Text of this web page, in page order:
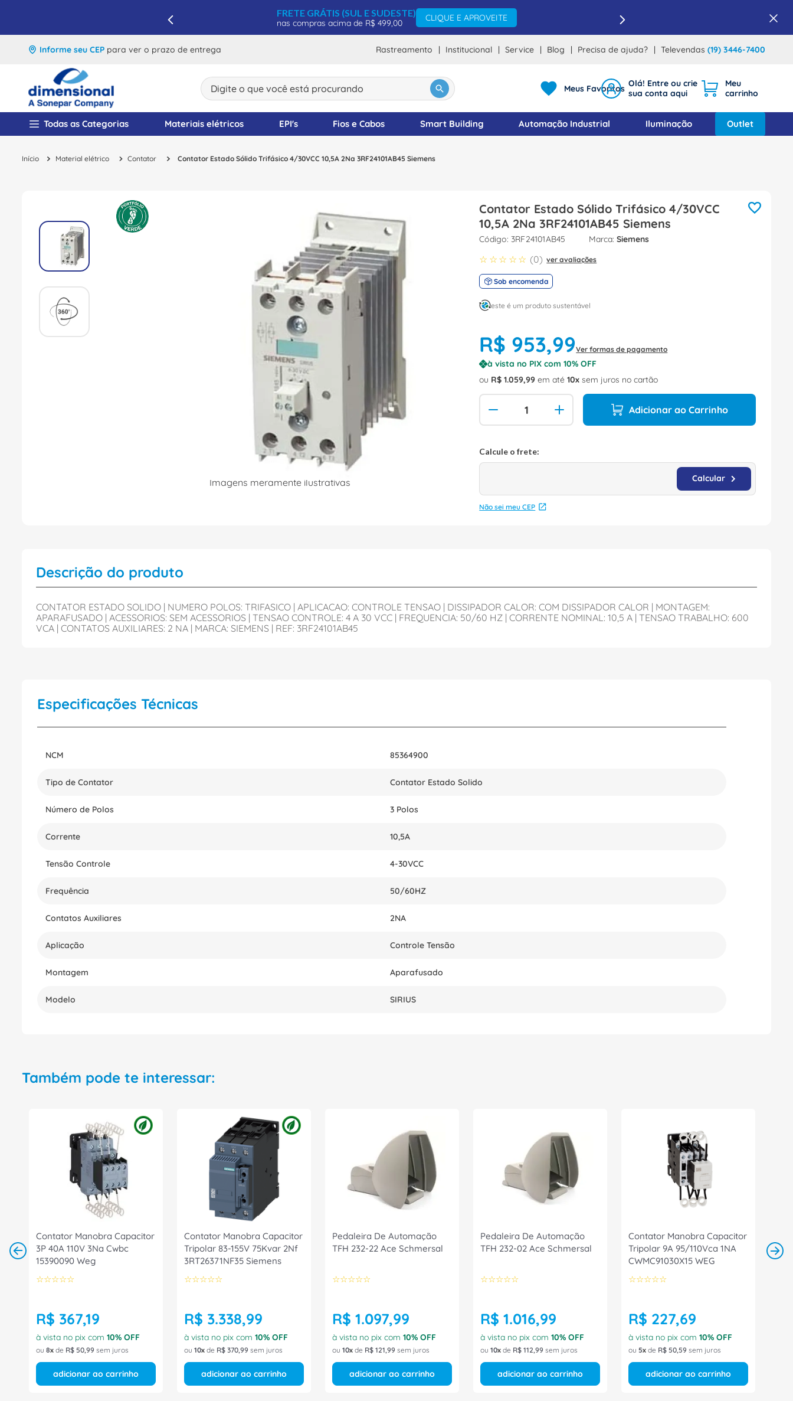
FRETE GRÁTIS (SUL E SUDESTE)
nas compras acima de R$ 499,00
CLIQUE E APROVEITE
Informe seu CEP para ver o prazo de entrega Rastreamento Institucional Service Blog Precisa de ajuda? Televendas (19) 3446-7400
Digite o que você está procurando
Meus Favoritos
Todas as Categorias Materiais elétricos EPI's Fios e Cabos Smart Building Automação Industrial Iluminação Outlet
Material elétrico Contator Contator Estado Sólido Trifásico 4/30VCC 10,5A 2Na 3RF24101AB45 Siemens
Imagens meramente ilustrativas
Contator Estado Sólido Trifásico 4/30VCC
10,5A 2Na 3RF24101AB45 Siemens
: 3RF24101AB45 Siemens
☆ ☆ ☆ ☆ ☆ (0) ver avaliações
Sob encomenda
este é um produto sustentável
R$ 953,99Ver formas de pagamento
à vista no PIX com10% OFF
ou R$ 1.059,99 em até10 sem juros no cartão
Adicionar ao Carrinho
Não sei meu CEP
Descrição do produto
CONTATOR ESTADO SOLIDO | NUMERO POLOS: TRIFASICO | APLICACAO: CONTROLE TENSAO | DISSIPADOR CALOR: COM DISSIPADOR CALOR | MONTAGEM:
APARAFUSADO | ACESSORIOS: SEM ACESSORIOS | TENSAO CONTROLE: 4 A 30 VCC | FREQUENCIA: 50/60 HZ | CORRENTE NOMINAL: 10,5 A | TENSAO TRABALHO: 600
VCA | CONTATOS AUXILIARES: 2 NA | MARCA: SIEMENS | REF: 3RF24101AB45
Especificações Técnicas
NCM 85364900
Tipo de Contator Contator Estado Solido
Número de Polos 3 Polos
Corrente 10,5A
Tensão Controle 4-30VCC
Frequência 50/60HZ
Contatos Auxiliares 2NA
Aplicação Controle Tensão
Montagem Aparafusado
Modelo SIRIUS
Também pode te interessar:
Contator Manobra Capacitor
3P 40A 110V 3Na Cwbc
15390090 Weg
☆☆☆☆☆
R$ 367,19
à vista no pix com 10% OFF
ou 8 de R$ 50,99 sem juros
adicionar ao carrinho
Contator Manobra Capacitor
Tripolar 83-155V 75Kvar 2Nf
3RT26371NF35 Siemens
☆☆☆☆☆
R$ 3.338,99
à vista no pix com 10% OFF
ou 10 de R$ 370,99 sem juros
adicionar ao carrinho
Pedaleira De Automação
TFH 232-22 Ace Schmersal
☆☆☆☆☆
R$ 1.097,99
à vista no pix com 10% OFF
ou 10 de R$ 121,99 sem juros
adicionar ao carrinho
Pedaleira De Automação
TFH 232-02 Ace Schmersal
☆☆☆☆☆
R$ 1.016,99
à vista no pix com 10% OFF
ou 10 de R$ 112,99 sem juros
adicionar ao carrinho
Contator Manobra Capacitor
Tripolar 9A 95/110Vca 1NA
CWMC91030X15 WEG
☆☆☆☆☆
R$ 227,69
à vista no pix com 10% OFF
ou 5 de R$ 50,59 sem juros
adicionar ao carrinho
1º disjuntor
2º cabo flexivel